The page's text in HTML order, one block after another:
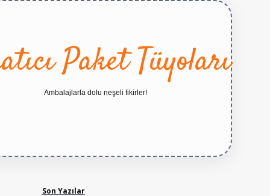
Paket Tüyoları
Ambalajlarla dolu neşeli fikirler!
Son Yazılar